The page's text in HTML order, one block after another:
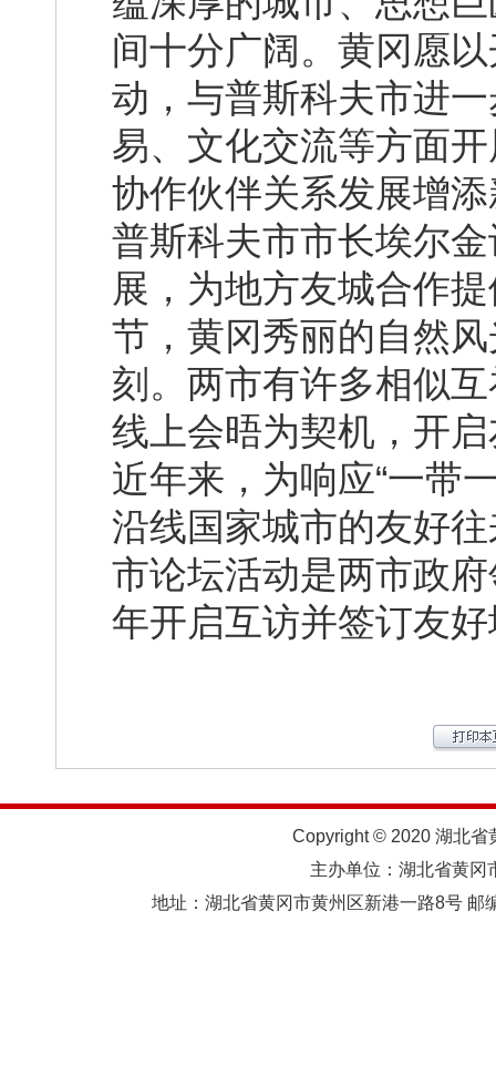
间十分广阔。黄冈愿
动，与普斯科夫市进
易、文化交流等方面
协作伙伴关系发展增
普斯科夫市市长埃尔
展，为地方友城合作
节，黄冈秀丽的自然
刻。两市有许多相似
线上会晤为契机，开
近年来，为响应“一带
沿线国家城市的友好
市论坛活动是两市政
年开启互访并签订友
Copyright © 2020 湖北省
主办单位：湖北省黄
地址：湖北省黄冈市黄州区新港一路8号